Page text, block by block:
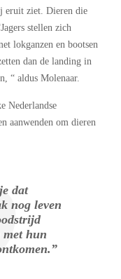
eruit ziet. Dieren die
stellen zich
lokganzen en bootsen
dan de landing in
“ aldus Molenaar.
Nederlandse
aanwenden om dieren
dat
nog leven
hun